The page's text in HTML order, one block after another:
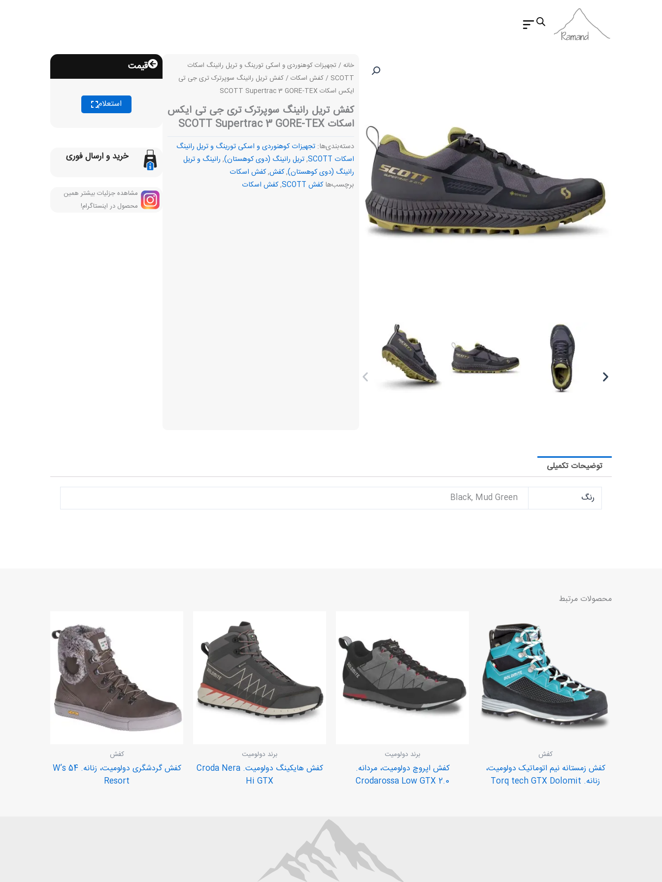
خانه / تجهیزات کوهنوردی و اسکی تورینگ و تریل رانینگ اسکات
SCOTT
/کفش اسکات / کفش تریل رانینگ سوپرترک تری جی تی
ایکس اسکات SCOTT Supertrac 3 GORE-TEX
کفش تریل رانینگ سوپرترک تری جی تی ایکس
اسکات SCOTT Supertrac 3 GORE-TEX
دسته‌بندی‌ها: تجهیزات کوهنوردی و اسکی تورینگ و تریل رانینگ
اسکات SCOTT
,تریل رانینگ (دوی کوهستان), رانینگ و تریل
رانینگ (دوی کوهستان),کفش,کفش اسکات
برچسب‌ها کفش SCOTT ,کفش اسکات
قیمت
استعلام
خرید و ارسال فوری
مشاهده جزئیات بیشتر همین
محصول در اینستاگرام!
توضیحات تکمیلی
رنگ Black, Mud Green
محصولات مرتبط
کفش
کفش زمستانه نیم اتوماتیک دولومیت،
زنانه. Torq tech GTX Dolomit
برند دولومیت
کفش اپروچ دولومیت، مردانه.
Crodarossa Low GTX 2.0
برند دولومیت
کفش هایکینگ دولومیت. Croda Nera
Hi GTX
کفش
کفش گردشگری دولومیت، زنانه. W’s 54
Resort